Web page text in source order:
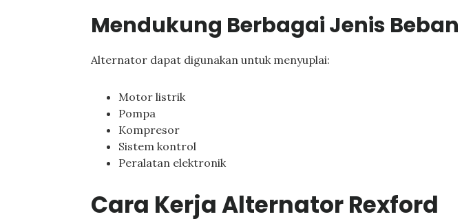
Mendukung Berbagai Jenis Beban
Alternator dapat digunakan untuk menyuplai:
Motor listrik
Pompa
Kompresor
Sistem kontrol
Peralatan elektronik
Cara Kerja Alternator Rexford